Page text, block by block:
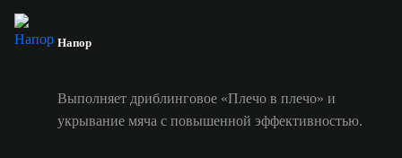
Напор
Выполняет дриблинговое «Плечо в плечо» и
укрывание мяча с повышенной эффективностью.